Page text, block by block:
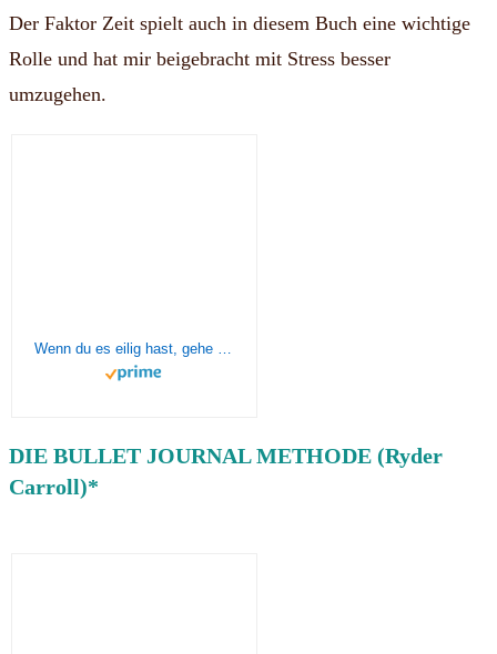
Der Faktor Zeit spielt auch in diesem Buch eine wichtige
Rolle und hat mir beigebracht mit Stress besser
umzugehen.
DIE BULLET JOURNAL METHODE (Ryder
Carroll)*